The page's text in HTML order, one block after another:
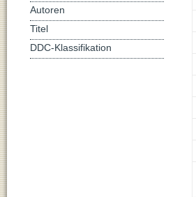
Autoren
Titel
DDC-Klassifikation